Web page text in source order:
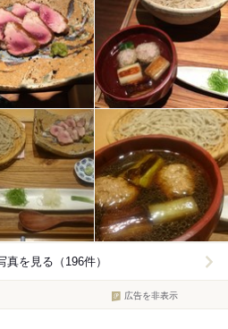
真を見る（196件）
広告を非表示